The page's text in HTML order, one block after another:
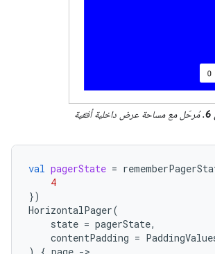
. مُرحّل مع مساحة عرض داخلية أفقية
val pagerState =
4
})
HorizontalPager(
state = pagerState,
contentPadding =